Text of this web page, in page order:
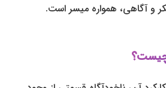
و آگاهی، همواره میسر است.